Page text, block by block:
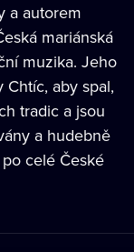
a autorem
mariánská
muzika. Jeho
aby spal,
tradic a jsou
a hudebně
celé České